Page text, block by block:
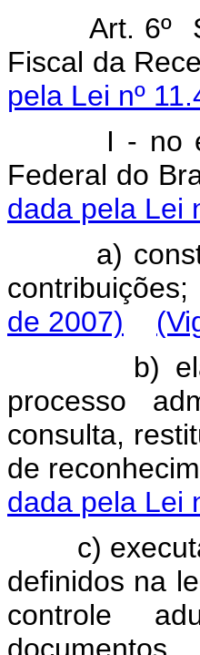
Art. 6º
Fiscal da
pela Lei nº
I - no
Federal do
dada pela Lei
a)
de 2007)
b)
processo
consulta,
de
dada pela Lei
c)
definidos na
controle
documentos,